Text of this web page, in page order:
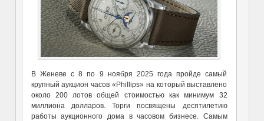
В Женеве с 8 по 9 ноября 2025 года пройде самый
крупный аукцион часов «Phillips» на который выставлено
около 200 лотов общей стоимостью как минимум 32
миллиона долларов. Торги посвящены десятилетию
работы аукционного дома в часовом бизнесе. Самым